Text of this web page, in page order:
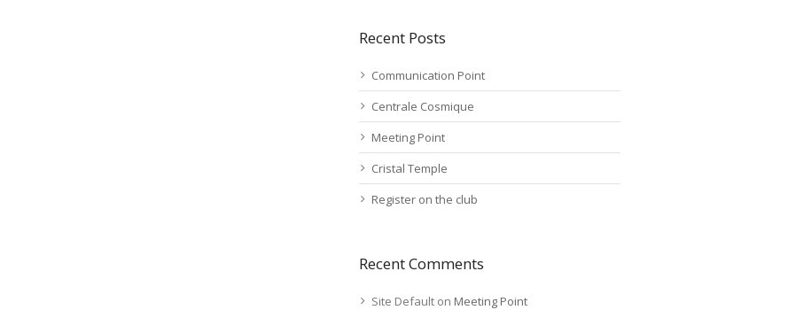
Recent Posts
Communication Point
Centrale Cosmique
Meeting Point
Cristal Temple
Register on the club
Recent Comments
Site Default on Meeting Point